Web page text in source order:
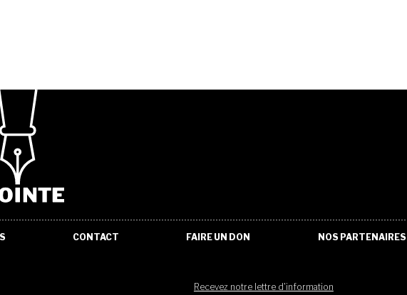
CONTACT FAIRE UN DON NOS PARTENAIRES
Recevez notre lettre d'information